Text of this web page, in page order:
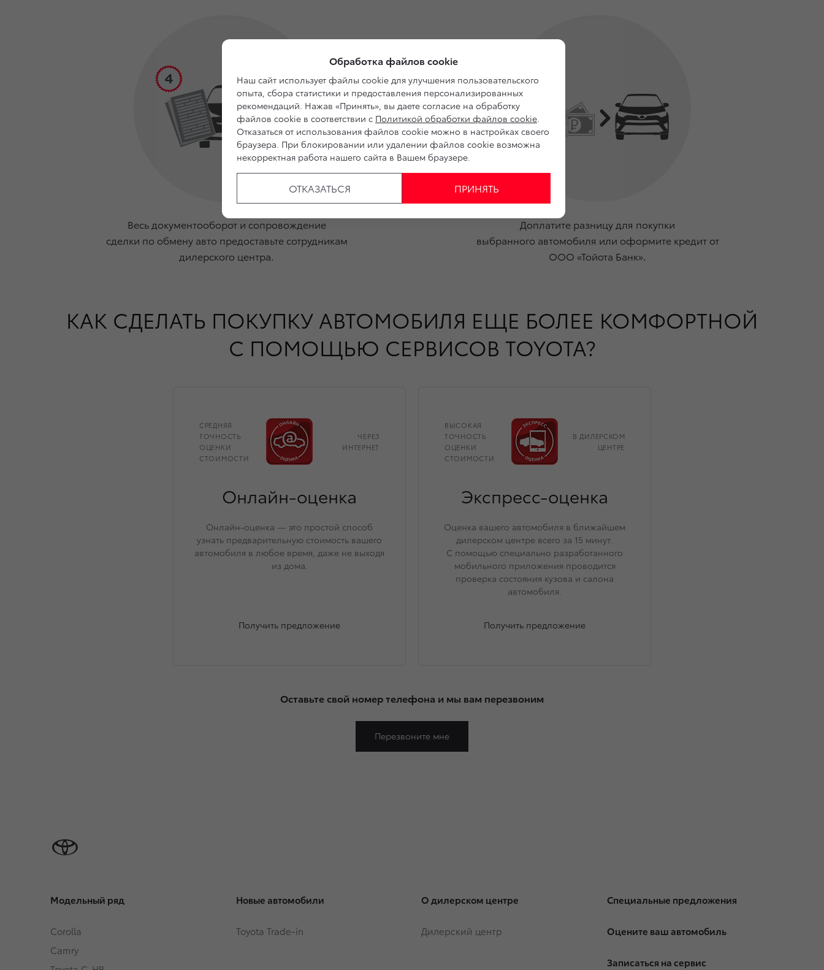
Весь документооборот и сопровождение
сделки по обмену авто предоставьте сотрудникам
дилерского центра.
Доплатите разницу для покупки
выбранного автомобиля или оформите кредит от
ООО «Тойота Банк».
КАК СДЕЛАТЬ ПОКУПКУ АВТОМОБИЛЯ ЕЩЕ БОЛЕЕ КОМФОРТНОЙ
С ПОМОЩЬЮ СЕРВИСОВ TOYOTA?
СРЕДНЯЯ
ТОЧНОСТЬ
ОЦЕНКИ
СТОИМОСТИ
ЧЕРЕЗ
ИНТЕРНЕТ
Онлайн-оценка
Онлайн-оценка — это простой способ
узнать предварительную стоимость вашего
автомобиля в любое время, даже не выходя
из дома.
Получить предложение
ВЫСОКАЯ
ТОЧНОСТЬ
ОЦЕНКИ
СТОИМОСТИ
В ДИЛЕРСКОМ
ЦЕНТРЕ
Экспресс-оценка
Оценка вашего автомобиля в ближайшем
дилерском центре всего за 15 минут.
С помощью специально разработанного
мобильного приложения проводится
проверка состояния кузова и салона
автомобиля.
Получить предложение
Оставьте свой номер телефона и мы вам перезвоним
Перезвоните мне
Модельный ряд
Corolla
Camry
Новые автомобили
Toyota Trade-in
О дилерском центре
Дилерский центр
Специальные предложения
Оцените ваш автомобиль
Записаться на сервис
Обработка файлов cookie
Наш сайт использует файлы cookie для улучшения пользовательского
опыта, сбора статистики и предоставления персонализированных
рекомендаций. Нажав «Принять», вы даете согласие на обработку
файлов cookie в соответствии с Политикой обработки файлов cookie.
Отказаться от использования файлов cookie можно в настройках своего
браузера. При блокировании или удалении файлов cookie возможна
некорректная работа нашего сайта в Вашем браузере.
ОТКАЗАТЬСЯ ПРИНЯТЬ